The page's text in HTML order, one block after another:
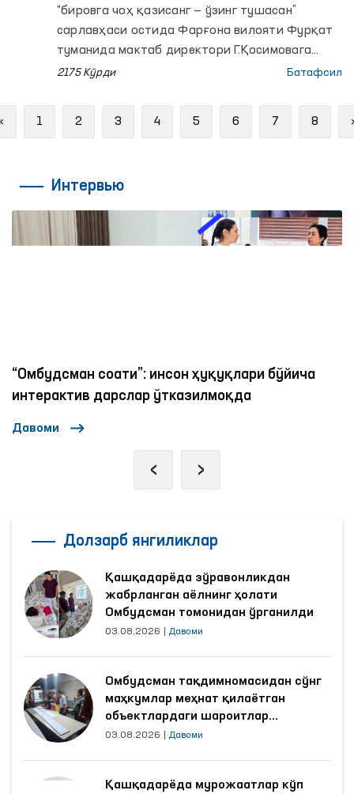
“бировга чоҳ қазисанг — ўзинг тушасан”
сарлавҳаси остида Фарғона вилояти Фурқат
туманида мактаб директори Г.Қосимовага
нисбатан ички ишлар органлари ходимлари
2175 Кўрди Батафсил
Previous
1 2 3 4 5 6 7 8
Интервью
“Омбудсман соати”: инсон ҳуқуқлари бўйича
интерактив дарслар ўтказилмоқда
Давоми
‹ ›
Долзарб янгиликлар
Қашқадарёда зўравонликдан
жабрланган аёлнинг ҳолати
Омбудсман томонидан ўрганилди
03.08.2026 Давоми
Омбудсман тақдимномасидан сўнг
маҳкумлар меҳнат қилаётган
объектлардаги шароитлар
яхшиланди
03.08.2026 Давоми
Қашқадарёда мурожаатлар кўп